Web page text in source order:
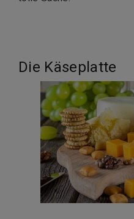
Die Käseplatte